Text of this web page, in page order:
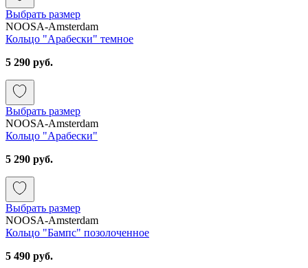
Выбрать размер
NOOSA-Amsterdam
Кольцо "Арабески" темное
5 290 руб.
Выбрать размер
NOOSA-Amsterdam
Кольцо "Арабески"
5 290 руб.
Выбрать размер
NOOSA-Amsterdam
Кольцо "Бампс" позолоченное
5 490 руб.